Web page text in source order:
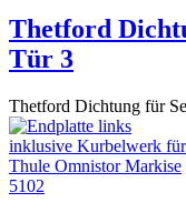
Thetford
Tür 3
Thetford Dichtung für